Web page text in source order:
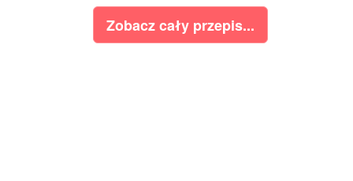
Zobacz cały przepis...